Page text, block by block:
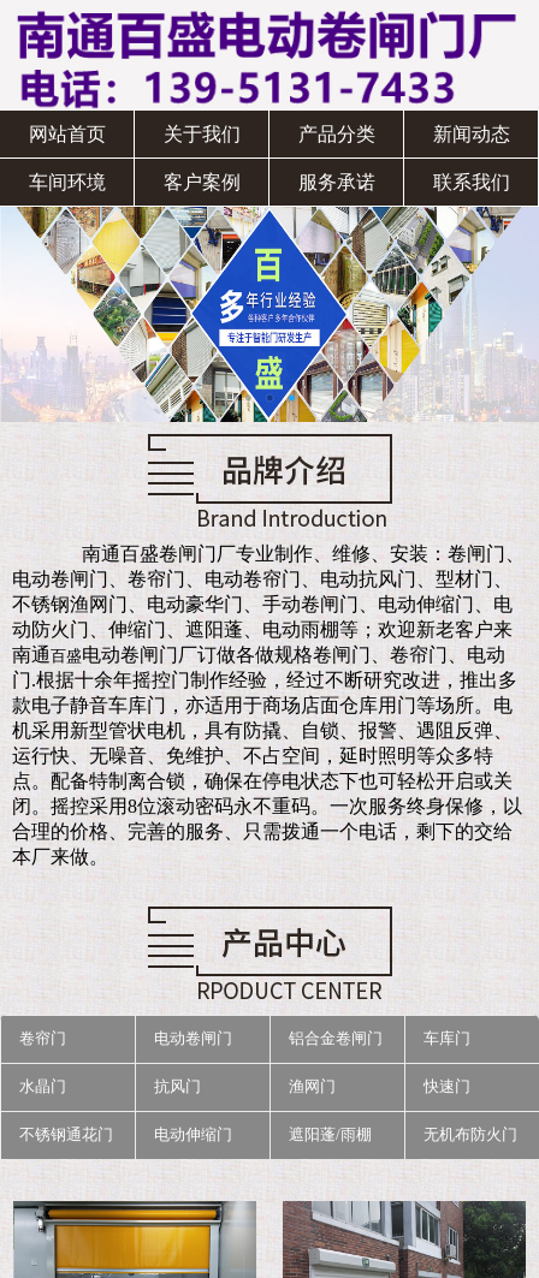
网站首页 关于我们 产品分类 新闻动态
车间环境 客户案例 服务承诺 联系我们
南通百盛卷闸门厂专业制作、维修、安装：卷闸门、
电动卷闸门、卷帘门、电动卷帘门、电动抗风门、型材门、
不锈钢渔网门、电动豪华门、手动卷闸门、电动伸缩门、电
动防火门、伸缩门、遮阳蓬、电动雨棚等；欢迎新老客户来
南通 百盛电动卷闸门厂订做各做规格卷闸门、卷帘门、电动
门.根据十余年摇控门制作经验，经过不断研究改进，推出多
款电子静音车库门，亦适用于商场店面仓库用门等场所。电
机采用新型管状电机，具有防撬、自锁、报警、遇阻反弹、
运行快、无噪音、免维护、不占空间，延时照明等众多特
点。配备特制离合锁，确保在停电状态下也可轻松开启或关
闭。摇控采用8位滚动密码永不重码。一次服务终身保修，以
合理的价格、完善的服务、只需拨通一个电话，剩下的交给
本厂来做。
卷帘门 电动卷闸门 铝合金卷闸门 车库门
水晶门 抗风门 渔网门 快速门
不锈钢通花门 电动伸缩门 遮阳蓬/雨棚 无机布防火门